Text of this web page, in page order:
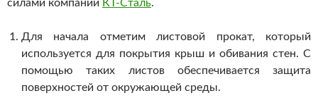
силами компании КТ-Сталь.
Для начала отметим листовой прокат, который
используется для покрытия крыш и обивания стен. С
помощью таких листов обеспечивается защита
поверхностей от окружающей среды.